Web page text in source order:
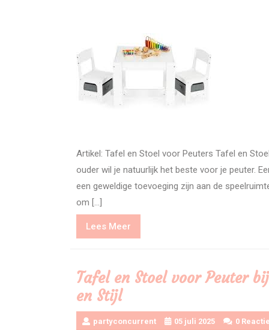
Artikel: Tafel en Stoel voor Peuters Tafel en
ouder wil je natuurlijk het beste voor je peuter.
een geweldige toevoeging zijn aan de
om […]
Lees Meer
Meer
Tafel en Stoel voor Peuter
en Stijl
partyconcurrent 05 juli 2025 0